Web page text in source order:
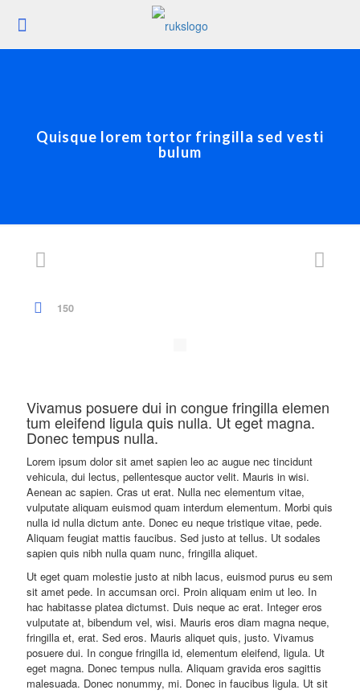
Quisque lorem tortor fringilla sed vesti
bulum
150
Vivamus posuere dui in congue fringilla elemen
tum eleifend ligula quis nulla. Ut eget magna.
Donec tempus nulla.
Lorem ipsum dolor sit amet sapien leo ac augue nec tincidunt
vehicula, dui lectus, pellentesque auctor velit. Mauris in wisi.
Aenean ac sapien. Cras ut erat. Nulla nec elementum vitae,
vulputate aliquam euismod quam interdum elementum. Morbi quis
nulla id nulla dictum ante. Donec eu neque tristique vitae, pede.
Aliquam feugiat mattis faucibus. Sed justo at tellus. Ut sodales
sapien quis nibh nulla quam nunc, fringilla aliquet.
Ut eget quam molestie justo at nibh lacus, euismod purus eu sem
sit amet pede. In accumsan orci. Proin aliquam enim ut leo. In
hac habitasse platea dictumst. Duis neque ac erat. Integer eros
vulputate at, bibendum vel, wisi. Mauris eros diam magna neque,
fringilla et, erat. Sed eros. Mauris aliquet quis, justo. Vivamus
posuere dui. In congue fringilla id, elementum eleifend, ligula. Ut
eget magna. Donec tempus nulla. Aliquam gravida eros sagittis
malesuada. Donec nonummy, mi. Donec in faucibus ligula. Ut sit